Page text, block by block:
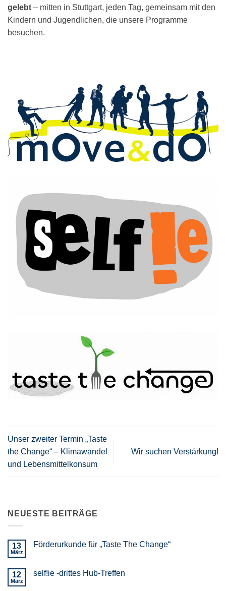
gelebt – mitten in Stuttgart, jeden Tag, gemeinsam mit den
Kindern und Jugendlichen, die unsere Programme
besuchen.
Unser zweiter Termin „Taste
the Change“ – Klimawandel
und Lebensmittelkonsum
Wir suchen Verstärkung!
NEUESTE BEITRÄGE
13
März
Förderurkunde für „Taste The Change“
12
März
self!ie -drittes Hub-Treffen